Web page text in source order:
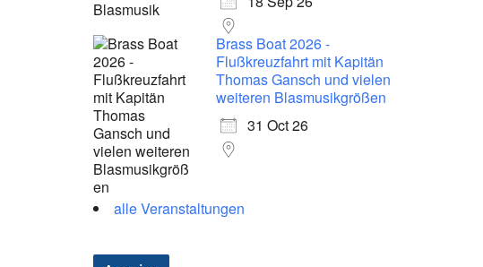
Brass Boat 2026 -
Flußkreuzfahrt mit Kapitän
Thomas Gansch und vielen
weiteren Blasmusikgrößen
31 Oct 26
alle Veranstaltungen